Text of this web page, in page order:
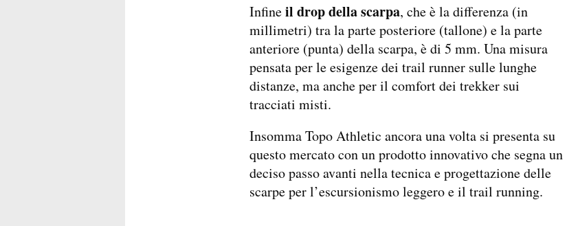
Infineil drop della scarpa, che è la differenza (in
millimetri) tra la parte posteriore (tallone) e la parte
anteriore (punta) della scarpa, è di 5 mm. Una misura
pensata per le esigenze dei trail runner sulle lunghe
distanze, ma anche per il comfort dei trekker sui
tracciati misti.
Insomma Topo Athletic ancora una volta si presenta su
questo mercato con un prodotto innovativo che segna un
deciso passo avanti nella tecnica e progettazione delle
scarpe per l’escursionismo leggero e il trail running.